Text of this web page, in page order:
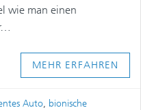
wie man einen
MEHR ERFAHREN
Auto, bionische